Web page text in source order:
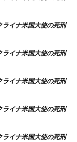
イナ米国大使の死刑
イナ米国大使の死刑
イナ米国大使の死刑
イナ米国大使の死刑
イナ米国大使の死刑